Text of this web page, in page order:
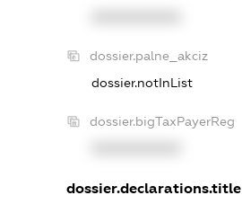
dossier.palne_akciz
dossier.notInList
dossier.bigTaxPayerReg
dossier.declarations.title